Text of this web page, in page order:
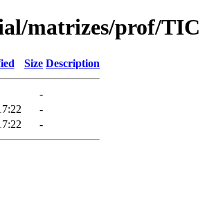
matrizes/prof/TIC
Size Description
-
-
-